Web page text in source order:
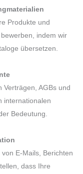
Produkte und
indem wir
übersetzen.
Verträgen, AGBs und
internationalen
Bedeutung.
E-Mails, Berichten
dass Ihre